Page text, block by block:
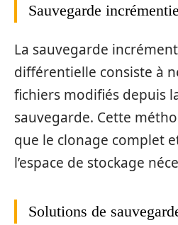
Sauvegarde
La sauvegarde
différentielle consiste à
fichiers modifiés depuis
sauvegarde. Cette
que le clonage complet
l’espace de stockage
Solutions de